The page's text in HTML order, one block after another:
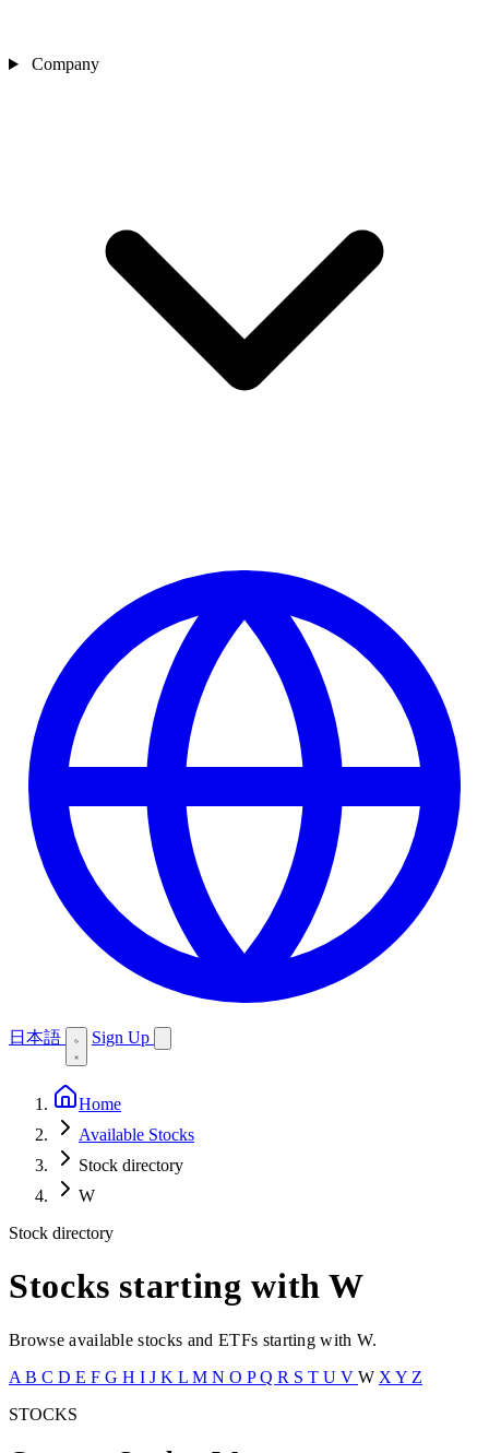
Company
日本語 Sign Up
Home
Available Stocks
Stock directory
W
Stock directory
Stocks starting with W
Browse available stocks and ETFs starting with W.
A B C D E F G H I J K L M N O PQ R S T U V W X Y Z
STOCKS